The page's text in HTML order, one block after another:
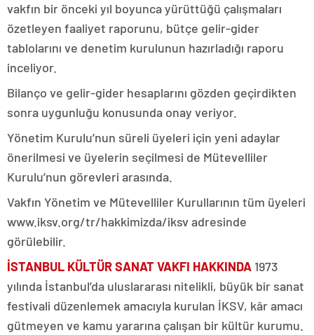
vakfın bir önceki yıl boyunca yürüttüğü çalışmaları
özetleyen faaliyet raporunu, bütçe gelir-gider
tablolarını ve denetim kurulunun hazırladığı raporu
inceliyor.
Bilanço ve gelir-gider hesaplarını gözden geçirdikten
sonra uygunluğu konusunda onay veriyor.
Yönetim Kurulu’nun süreli üyeleri için yeni adaylar
önerilmesi ve üyelerin seçilmesi de Mütevelliler
Kurulu’nun görevleri arasında.
Vakfın Yönetim ve Mütevelliler Kurullarının tüm üyeleri
www.iksv.org/tr/hakkimizda/iksv adresinde
görülebilir.
İSTANBUL KÜLTÜR SANAT VAKFI HAKKINDA 1973
yılında İstanbul’da uluslararası nitelikli, büyük bir sanat
festivali düzenlemek amacıyla kurulan İKSV, kâr amacı
gütmeyen ve kamu yararına çalışan bir kültür kurumu.